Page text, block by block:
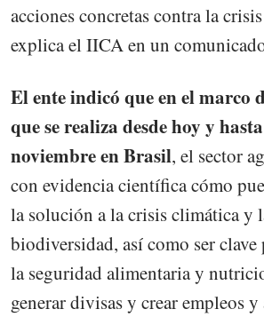
acciones concretas contra la
explica el IICA en un
El ente indicó que en el marco
que se realiza desde hoy y
noviembre en Brasil, el sector
con evidencia científica cómo
la solución a la crisis climática y
biodiversidad, así como ser clave
la seguridad alimentaria y
generar divisas y crear empleos